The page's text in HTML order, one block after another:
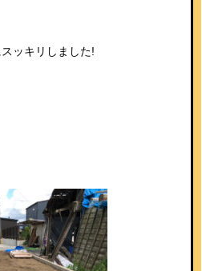
ッキリしました!